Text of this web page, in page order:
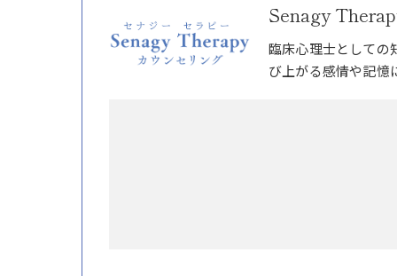
Senagy
臨床心理士としての
び上がる感情や記憶